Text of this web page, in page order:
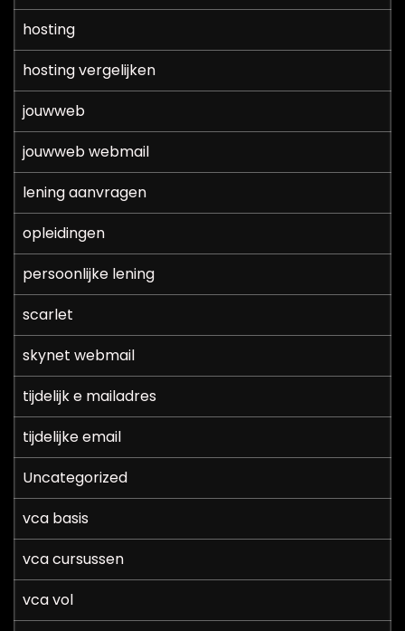
hosting
hosting vergelijken
jouwweb
jouwweb webmail
lening aanvragen
opleidingen
persoonlijke lening
scarlet
skynet webmail
tijdelijk e mailadres
tijdelijke email
Uncategorized
vca basis
vca cursussen
vca vol